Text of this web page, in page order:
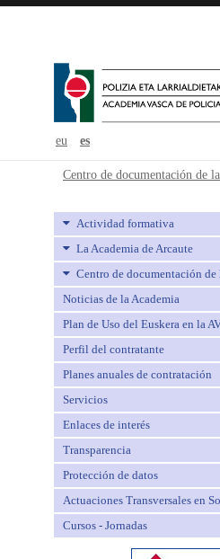
eu es
Centro de documentación de
Actividad formativa
La Academia de Arcaute
Centro de documentación de
Noticias de la Academia
Plan de Uso del Euskera en la
Perfil del contratante
Planes anuales de contratación
Servicios
Enlaces de interés
Transparencia
Protección de datos
Actuaciones Transversales en
Cursos - Jornadas